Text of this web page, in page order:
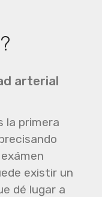
arterial
la primera
existir un
dé lugar a